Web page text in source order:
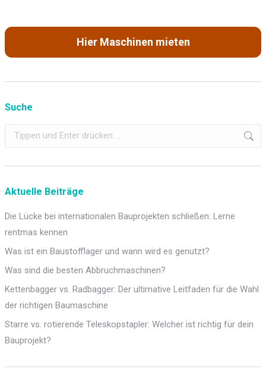
Hier Maschinen mieten
Suche
Search:
Aktuelle Beiträge
Die Lücke bei internationalen Bauprojekten schließen: Lerne
rentmas kennen
Was ist ein Baustofflager und wann wird es genutzt?
Was sind die besten Abbruchmaschinen?
Kettenbagger vs. Radbagger: Der ultimative Leitfaden für die Wahl
der richtigen Baumaschine
Starre vs. rotierende Teleskopstapler: Welcher ist richtig für dein
Bauprojekt?